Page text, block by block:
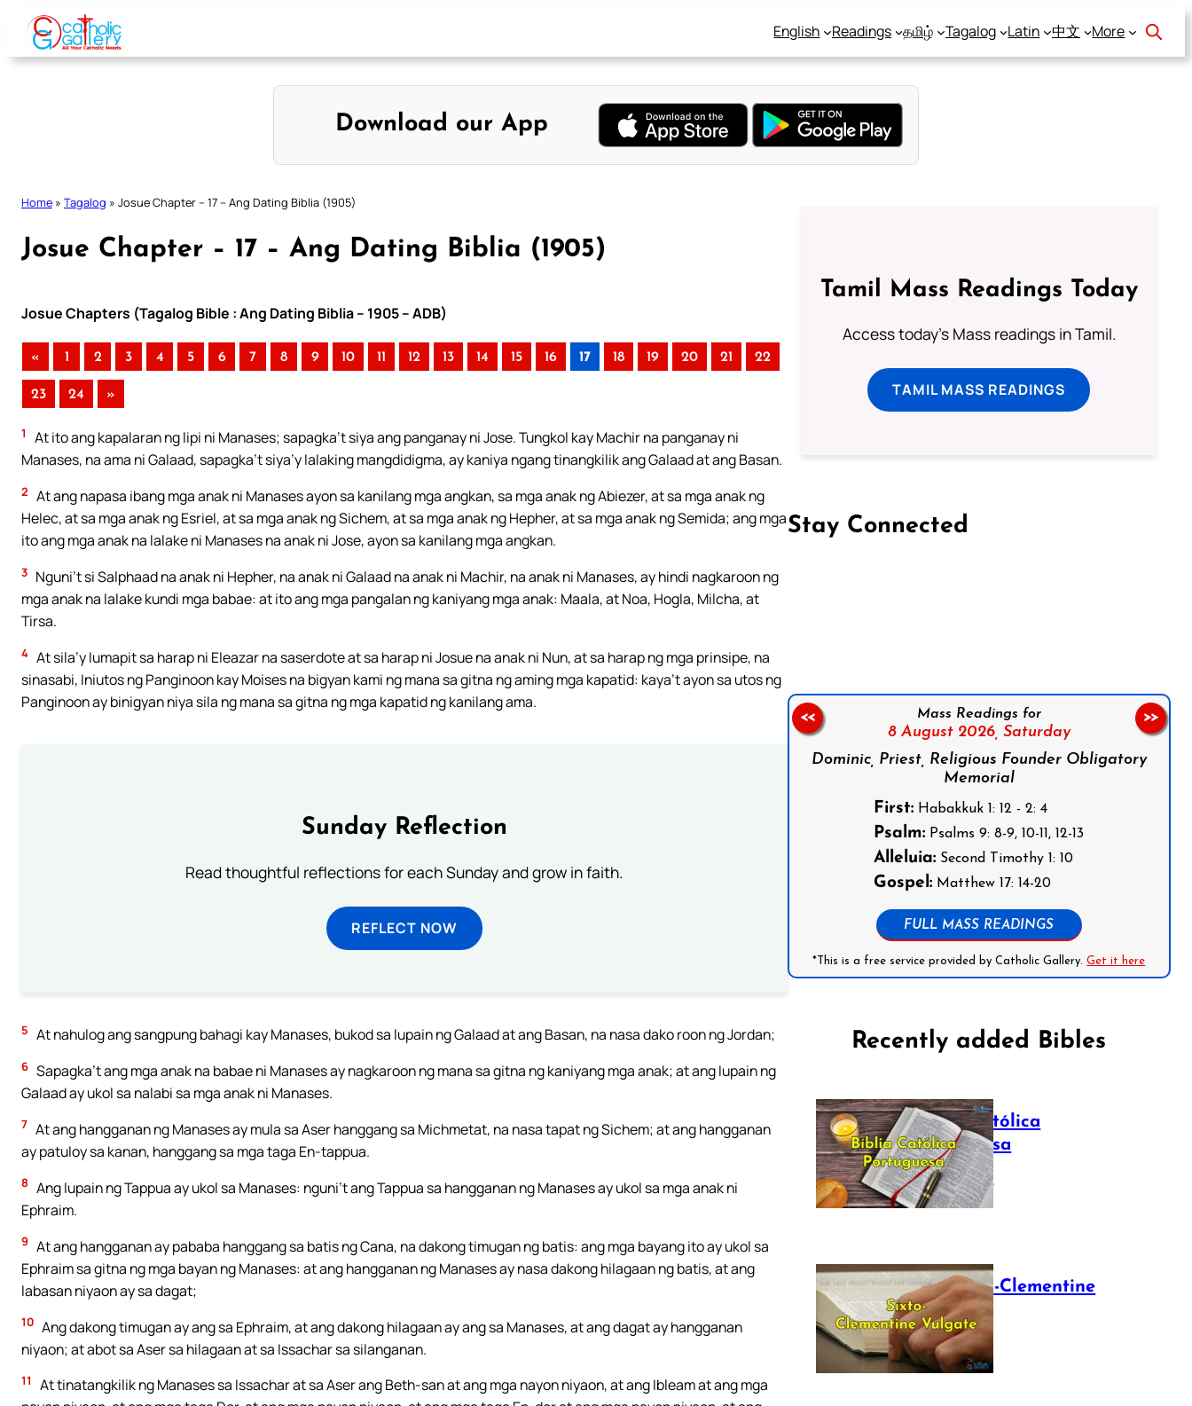
Skip
content
English Readings தமிழ் Tagalog Latin 中文 More
Download our App
Home » Tagalog » Josue Chapter – 17 – Ang Dating Biblia (1905)
Josue Chapter – 17 – Ang Dating Biblia (1905)
Josue Chapters (Tagalog Bible : Ang Dating Biblia – 1905 – ADB)
« 1 2 3 4 5 6 7 8 9 10 11 12 13 14 15 16 17 18 19 20 21 22
23 24 »
1
At ito ang kapalaran ng lipi ni Manases; sapagka’t siya ang panganay ni Jose. Tungkol kay Machir na panganay ni
Manases, na ama ni Galaad, sapagka’t siya’y lalaking mangdidigma, ay kaniya ngang tinangkilik ang Galaad at ang Basan.
2 At ang napasa ibang mga anak ni Manases ayon sa kanilang mga angkan, sa mga anak ng Abiezer, at sa mga anak ng
Helec, at sa mga anak ng Esriel, at sa mga anak ng Sichem, at sa mga anak ng Hepher, at sa mga anak ng Semida; ang mga
ito ang mga anak na lalake ni Manases na anak ni Jose, ayon sa kanilang mga angkan.
3 Nguni’t si Salphaad na anak ni Hepher, na anak ni Galaad na anak ni Machir, na anak ni Manases, ay hindi nagkaroon ng
mga anak na lalake kundi mga babae: at ito ang mga pangalan ng kaniyang mga anak: Maala, at Noa, Hogla, Milcha, at
Tirsa.
4 At sila’y lumapit sa harap ni Eleazar na saserdote at sa harap ni Josue na anak ni Nun, at sa harap ng mga prinsipe, na
sinasabi, Iniutos ng Panginoon kay Moises na bigyan kami ng mana sa gitna ng aming mga kapatid: kaya’t ayon sa utos ng
Panginoon ay binigyan niya sila ng mana sa gitna ng mga kapatid ng kanilang ama.
Sunday Reflection
Read thoughtful reflections for each Sunday and grow in faith.
REFLECT NOW
5 At nahulog ang sangpung bahagi kay Manases, bukod sa lupain ng Galaad at ang Basan, na nasa dako roon ng Jordan;
6 Sapagka’t ang mga anak na babae ni Manases ay nagkaroon ng mana sa gitna ng kaniyang mga anak; at ang lupain ng
Galaad ay ukol sa nalabi sa mga anak ni Manases.
7 At ang hangganan ng Manases ay mula sa Aser hanggang sa Michmetat, na nasa tapat ng Sichem; at ang hangganan
ay patuloy sa kanan, hanggang sa mga taga En-tappua.
8 Ang lupain ng Tappua ay ukol sa Manases: nguni’t ang Tappua sa hangganan ng Manases ay ukol sa mga anak ni
Ephraim.
9 At ang hangganan ay pababa hanggang sa batis ng Cana, na dakong timugan ng batis: ang mga bayang ito ay ukol sa
Ephraim sa gitna ng mga bayan ng Manases: at ang hangganan ng Manases ay nasa dakong hilagaan ng batis, at ang
labasan niyaon ay sa dagat;
10 Ang dakong timugan ay ang sa Ephraim, at ang dakong hilagaan ay ang sa Manases, at ang dagat ay hangganan
niyaon; at abot sa Aser sa hilagaan at sa Issachar sa silanganan.
11
At tinatangkilik ng Manases sa Issachar at sa Aser ang Beth-san at ang mga nayon niyaon, at ang Ibleam at ang mga
Tamil Mass Readings Today
Access today's Mass readings in Tamil.
TAMIL MASS READINGS
Stay Connected
Mass Readings for
8 August 2026, Saturday
Dominic, Priest, Religious Founder Obligatory
Memorial
First: Habakkuk 1: 12 - 2: 4
Psalm: Psalms 9: 8-9, 10-11, 12-13
Alleluia: Second Timothy 1: 10
Gospel: Matthew 17: 14-20
FULL MASS READINGS
*This is a free service provided by Catholic Gallery.Get it here
<< >>
Recently added Bibles
Bíblia Católica
Portuguesa
July 16, 2025
The Sixto-Clementine
Vulgate
July 12, 2025